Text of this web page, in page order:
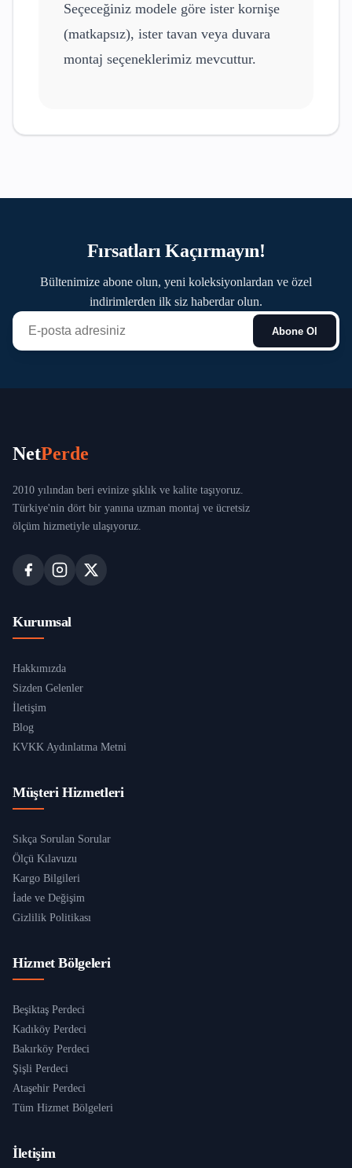
Seçeceğiniz modele göre ister kornişe
(matkapsız), ister tavan veya duvara
montaj seçeneklerimiz mevcuttur.
Fırsatları Kaçırmayın!
Bültenimize abone olun, yeni koleksiyonlardan ve özel
indirimlerden ilk siz haberdar olun.
Abone Ol
NetPerde
2010 yılından beri evinize şıklık ve kalite taşıyoruz.
Türkiye'nin dört bir yanına uzman montaj ve ücretsiz
ölçüm hizmetiyle ulaşıyoruz.
Kurumsal
Hakkımızda
Sizden Gelenler
İletişim
Blog
KVKK Aydınlatma Metni
Müşteri Hizmetleri
Sıkça Sorulan Sorular
Ölçü Kılavuzu
Kargo Bilgileri
İade ve Değişim
Gizlilik Politikası
Hizmet Bölgeleri
Beşiktaş Perdeci
Kadıköy Perdeci
Bakırköy Perdeci
Şişli Perdeci
Ataşehir Perdeci
Tüm Hizmet Bölgeleri
İletişim